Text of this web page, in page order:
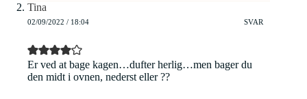
Tina
02/09/2022 / 18:04 SVAR
Er ved at bage kagen…dufter herlig…men bager du
den midt i ovnen, nederst eller ??